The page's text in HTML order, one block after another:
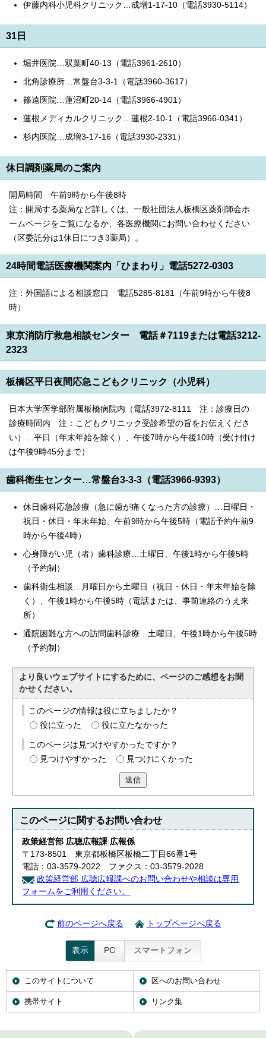
伊藤内科小児科クリニック…成増1-17-10（電話3930-5114）
31日
堀井医院…双葉町40-13（電話3961-2610）
北角診療所…常盤台3-3-1（電話3960-3617）
篠遠医院…蓮沼町20-14（電話3966-4901）
蓮根メディカルクリニック…蓮根2-10-1（電話3966-0341）
杉内医院…成増3-17-16（電話3930-2331）
休日調剤薬局のご案内
開局時間 午前9時から午後8時
注：開局する薬局など詳しくは、一般社団法人板橋区薬剤師会ホ
ームページをご覧になるか、各医療機関にお問い合わせください
（区委託分は1休日につき3薬局）。
24時間電話医療機関案内「ひまわり」電話5272-0303
注：外国語による相談窓口 電話5285-8181（午前9時から午後8
時）
東京消防庁救急相談センター 電話＃7119または電話3212-
2323
板橋区平日夜間応急こどもクリニック（小児科）
日本大学医学部附属板橋病院内（電話3972-8111 注：診療日の
診療時間内 注：こどもクリニック受診希望の旨をお伝えくださ
い）…平日（年末年始を除く）、午後7時から午後10時（受け付け
は午後9時45分まで）
歯科衛生センター…常盤台3-3-3（電話3966-9393）
休日歯科応急診療（急に歯が痛くなった方の診療）…日曜日・
祝日・休日・年末年始、午前9時から午後5時（電話予約午前9
時から午後4時）
心身障がい児（者）歯科診療…土曜日、午後1時から午後5時
（予約制）
歯科衛生相談…月曜日から土曜日（祝日・休日・年末年始を除
く）、午後1時から午後5時（電話または、事前連絡のうえ来
所）
通院困難な方への訪問歯科診療…土曜日、午後1時から午後5時
（予約制）
より良いウェブサイトにするために、ページのご感想をお聞
かせください。
このページの情報は役に立ちましたか？
役に立った
役に立たなかった
このページは見つけやすかったですか？
見つけやすかった
見つけにくかった
送信
このページに関するお問い合わせ
政策経営部 広聴広報課 広報係
〒173-8501 東京都板橋区板橋二丁目66番1号
電話：03-3579-2022 ファクス：03-3579-2028
政策経営部 広聴広報課へのお問い合わせや相談は専用
フォームをご利用ください。
前のページへ戻る トップページへ戻る
表示 PC スマートフォン
このサイトについて 区へのお問い合わせ
携帯サイト リンク集